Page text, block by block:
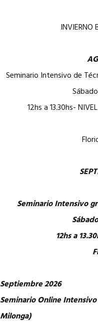
INVIERNO
Seminario Intensivo de
12hs a 13.30hs-
Seminario Intensivo
12hs a
Septiembre 2026
Seminario Online
Milonga)